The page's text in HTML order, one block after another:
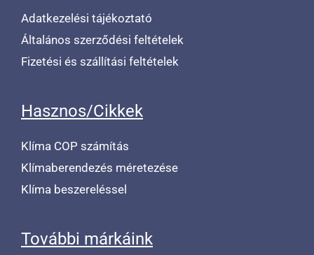
Adatkezelési tájékoztató
Általános szerződési feltételek
Fizetési és szállítási feltételek
Hasznos/Cikkek
Klíma COP számítás
Klímaberendezés méretezése
Klíma beszereléssel
További márkáink